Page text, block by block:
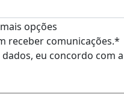
opções
receber comunicações.*
eu concordo com a